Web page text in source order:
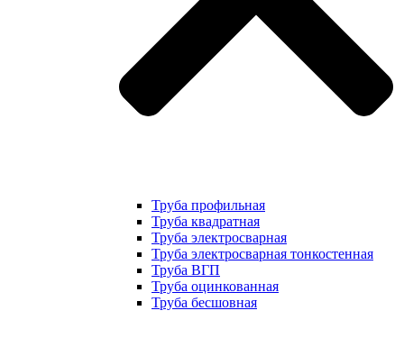
Труба профильная
Труба квадратная
Труба электросварная
Труба электросварная тонкостенная
Труба ВГП
Труба оцинкованная
Труба бесшовная